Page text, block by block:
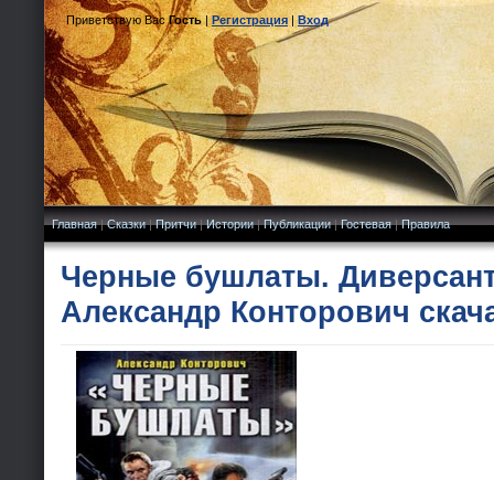
Приветствую Вас Гость|Регистрация|Вход
Главная|Сказки|Притчи|Истории|Публикации|Гостевая|Правила
Черные бушлаты.
Александр Конторович